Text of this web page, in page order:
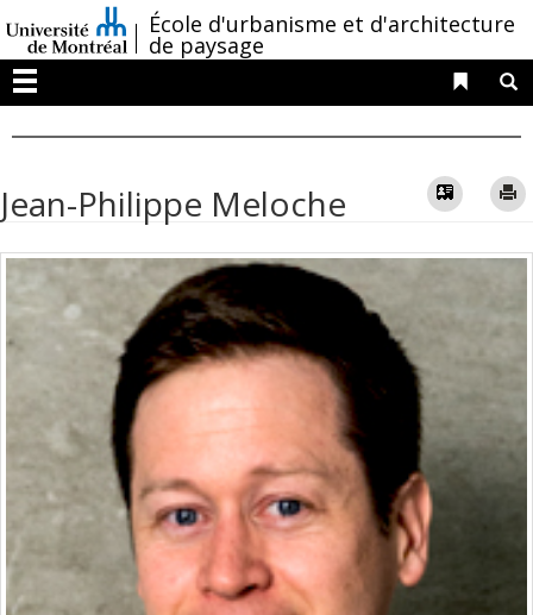
au
contenu
/École d'urbanisme et d'architecture
de paysage
Menu
Liens
Jean-Philippe Meloche Vcard